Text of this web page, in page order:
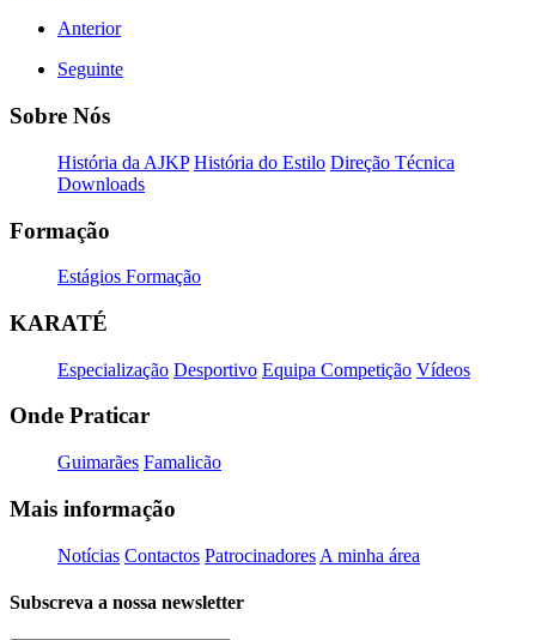
Anterior
Seguinte
Sobre Nós
História da AJKP História do Estilo Direção Técnica
Downloads
Formação
Estágios Formação
KARATÉ
Especialização Desportivo Equipa Competição Vídeos
Onde Praticar
Guimarães Famalicão
Mais informação
Notícias Contactos Patrocinadores A minha área
Subscreva a nossa newsletter